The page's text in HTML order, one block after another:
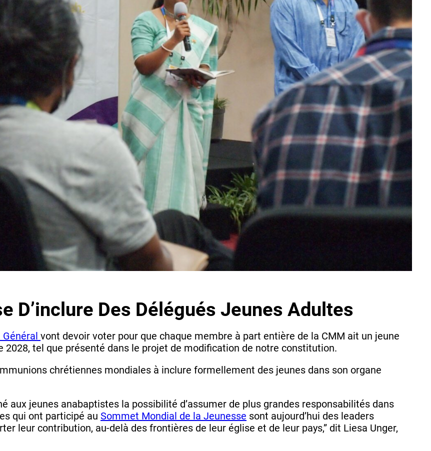
D’inclure Des Délégués Jeunes Adultes
Général vont devoir voter pour que chaque membre à part entière de la CMM ait un jeune
2028, tel que présenté dans le projet de modification de notre constitution.
chrétiennes mondiales à inclure formellement des jeunes dans son organe
aux jeunes anabaptistes la possibilité d’assumer de plus grandes responsabilités dans
qui ont participé au Sommet Mondial de la Jeunesse sont aujourd’hui des leaders
leur contribution, au-delà des frontières de leur église et de leur pays,” dit Liesa Unger,